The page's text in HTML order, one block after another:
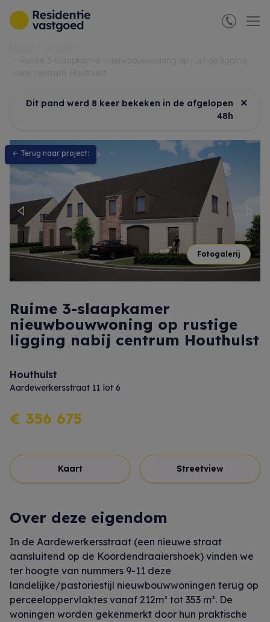
Menu overslaan en naar de inhoud gaan
Dit pand werd 8 keer bekeken in de afgelopen
48h
×
← Terug naar project:
Previous
Fotogalerij
Ruime 3-slaapkamer
nieuwbouwwoning op rustige
ligging nabij centrum Houthulst
Houthulst
Aardewerkersstraat 11 lot 6
€ 356 675
Kaart Streetview
Over deze eigendom
In de Aardewerkersstraat (een nieuwe straat
aansluitend op de Koordendraaiershoek) vinden we
ter hoogte van nummers 9-11 deze
landelijke/pastoriestijl nieuwbouwwoningen terug op
perceeloppervlaktes vanaf 212m² tot 353 m². De
woningen worden gekenmerkt door hun praktische